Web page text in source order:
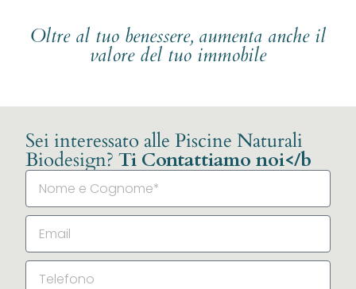
Oltre al tuo benessere, aumenta anche il
valore del tuo immobile
Sei interessato alle Piscine Naturali
Biodesign? Ti Contattiamo noi</b